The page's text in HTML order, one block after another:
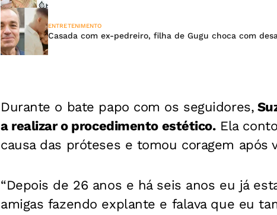
ENTRETENIMENTO
Casada com ex-pedreiro, filha de Gugu choca com
Durante o bate papo com os seguidores,
a realizar o procedimento estético.Ela
causa das próteses e tomou coragem após
“Depois de 26 anos e há seis anos eu já
amigas fazendo explante e falava que eu